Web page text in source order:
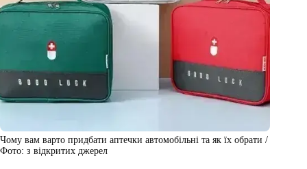
Чому вам варто придбати аптечки автомобільні та як їх обрати /
Фото: з відкритих джерел